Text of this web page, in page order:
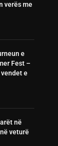
verës me
e
Fest –
e
në
veturë